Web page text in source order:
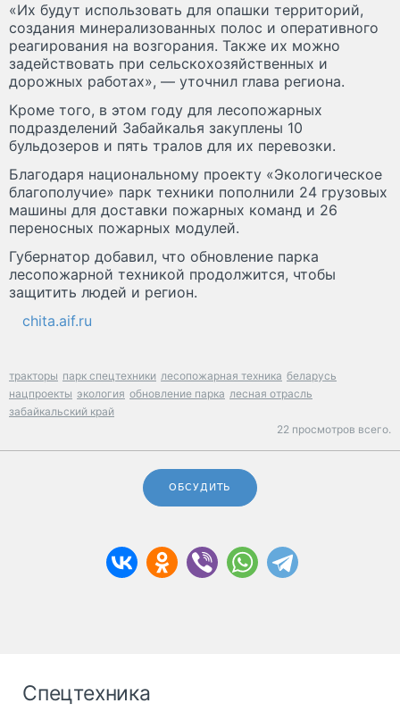
«Их будут использовать для опaшки территорий,
создания минерализованных полос и оперативного
рeaгирования на возгорания. Также их можно
задействовать при сельскохозяйственных и
дорожных работaх», — уточнил глава региона.
Кроме того, в этом году для лесопожарных
подразделений Забайкалья закуплены 10
бульдозеров и пять тралов для их перевозки.
Благодаря национальному проекту «Экологическое
благополучие» парк техники пополнили 24 грузовых
машины для доставки пожарных команд и 26
переносных пожарных модулей.
Губернатор добавил, что обновление парка
лесопожарной техникой продолжится, чтобы
защитить людей и регион.
chita.aif.ru
тракторы парк спецтехники лесопожарная техника беларусь
нацпроекты экология обновление парка лесная отрасль
забайкальский край
22 просмотров всего.
ОБСУДИТЬ
Спецтехника